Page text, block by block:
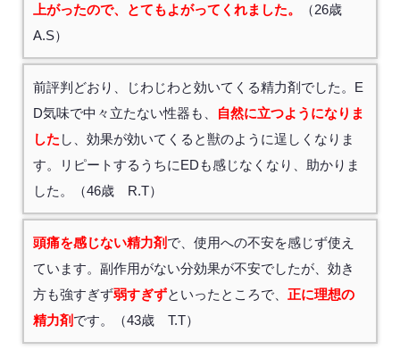
上がったので、とてもよがってくれました。
（26歳
A.S）
前評判どおり、じわじわと効いてくる精力剤でした。E
D気味で中々立たない性器も、
自然に立つようになりま
した し、効果が効いてくると獣のように逞しくなりま
す。リピートするうちにEDも感じなくなり、助かりま
した。（46歳 R.T）
頭痛を感じない精力剤 で、使用への不安を感じず使え
ています。副作用がない分効果が不安でしたが、効き
方も強すぎず弱すぎずといったところで、 正に理想の
精力剤 です。（43歳 T.T）